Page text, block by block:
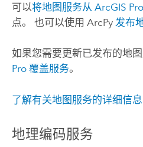
可以将地图服务从 ArcGIS Pro
点。 也可以使用 ArcPy 发布
如果您需要更新已发布的地
Pro覆盖服务。
了解有关地图服务的详细信息
地理编码服务